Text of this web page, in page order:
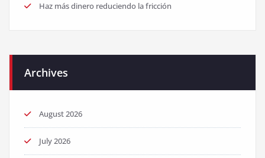
Haz más dinero reduciendo la fricción
Archives
August 2026
July 2026